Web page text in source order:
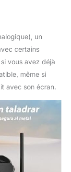
un
certains
vous avez déjà
même si
avec son écran.